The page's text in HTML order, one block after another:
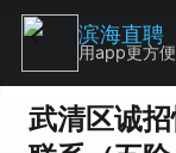
武清区诚
滨海直聘
用app更方便